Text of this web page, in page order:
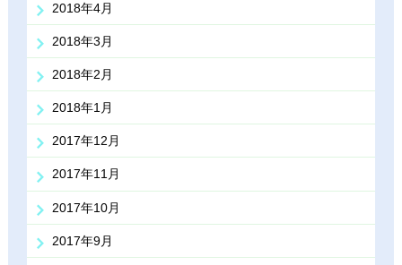
2018年4月
2018年3月
2018年2月
2018年1月
2017年12月
2017年11月
2017年10月
2017年9月